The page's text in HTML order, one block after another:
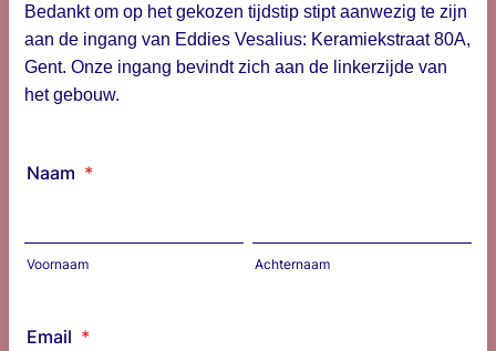
Bedankt om op het gekozen tijdstip stipt aanwezig te zijn
aan de ingang van Eddies Vesalius: Keramiekstraat 80A,
Gent. Onze ingang bevindt zich aan de linkerzijde van
het gebouw.
Naam *
Voornaam Achternaam
Email *